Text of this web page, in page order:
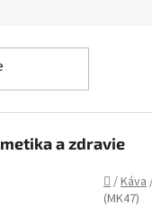
a zdravie
Domov
/Káva
(MK47)